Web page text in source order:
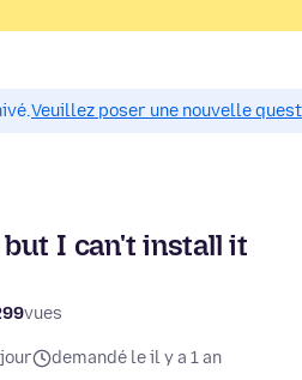
Veuillez poser une nouvelle
I can't install it
vues
demandé le il y a 1 an